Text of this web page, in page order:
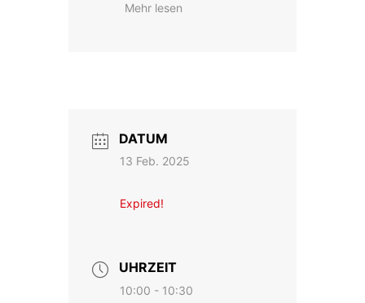
Mehr lesen
DATUM
13 Feb. 2025
Expired!
UHRZEIT
10:00 - 10:30